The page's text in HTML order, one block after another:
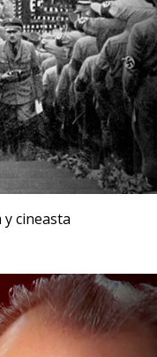
y cineasta